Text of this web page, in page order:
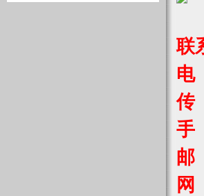
联
电
传
手
邮